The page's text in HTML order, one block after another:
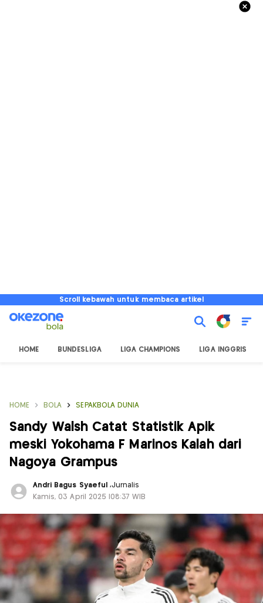
Scroll kebawah untuk membaca artikel
HOME BUNDESLIGA LIGA CHAMPIONS LIGA INGGRIS
HOME BOLA SEPAKBOLA DUNIA
Sandy Walsh Catat Statistik Apik
meski Yokohama F Marinos Kalah dari
Nagoya Grampus
Andri Bagus Syaeful ,Jurnalis
Kamis, 03 April 2025 |08:37 WIB